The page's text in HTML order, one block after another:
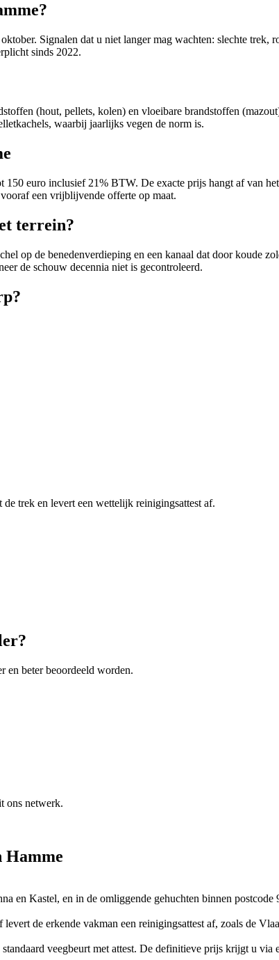
Signalen dat u niet langer mag wachten: slechte
sinds 2022.
(hout, pellets, kolen) en vloeibare brandstoffen
waarbij jaarlijks vegen de norm is.
euro inclusief 21% BTW. De exacte prijs hangt af van
een vrijblijvende offerte op maat.
terrein?
op de benedenverdieping en een kanaal dat door koude
de schouw decennia niet is gecontroleerd.
trek en levert een wettelijk reinigingsattest af.
en beter beoordeeld worden.
ons netwerk.
Hamme
en Kastel, en in de omliggende gehuchten binnen postcode
de erkende vakman een reinigingsattest af, zoals de
veegbeurt met attest. De definitieve prijs krijgt u via